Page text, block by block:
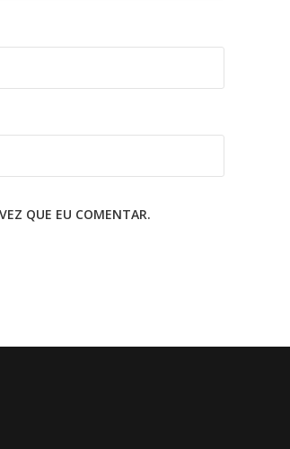
QUE EU COMENTAR.